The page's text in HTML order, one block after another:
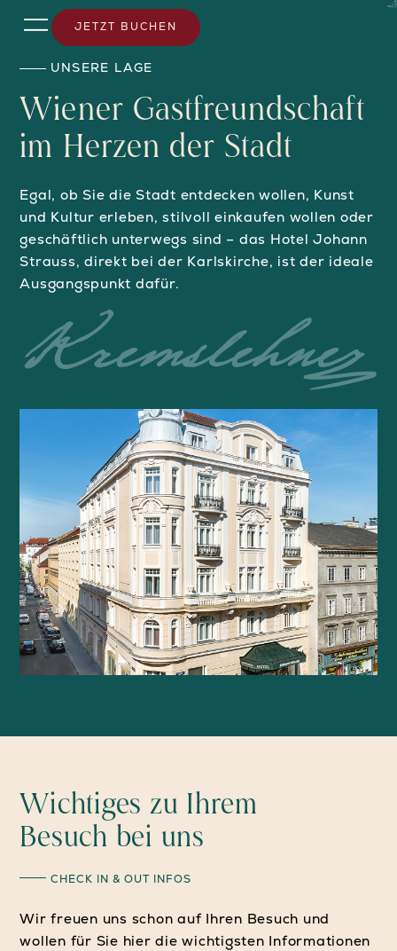
JETZT BUCHEN
UNSERE LAGE
Wiener Gastfreundschaft
im Herzen der Stadt
Egal, ob Sie die Stadt entdecken wollen, Kunst
und Kultur erleben, stilvoll einkaufen wollen oder
geschäftlich unterwegs sind – das Hotel Johann
Strauss, direkt bei der Karlskirche, ist der ideale
Ausgangspunkt dafür.
Wichtiges zu Ihrem
Besuch bei uns
CHECK IN & OUT INFOS
Wir freuen uns schon auf Ihren Besuch und
wollen für Sie hier die wichtigsten Informationen